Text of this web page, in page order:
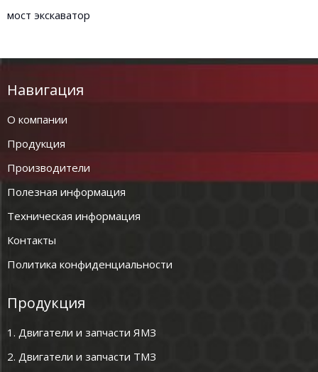
мост экскаватор
Навигация
О компании
Продукция
Производители
Полезная информация
Техническая информация
Контакты
Политика конфиденциальности
Продукция
1. Двигатели и запчасти ЯМЗ
2. Двигатели и запчасти ТМЗ